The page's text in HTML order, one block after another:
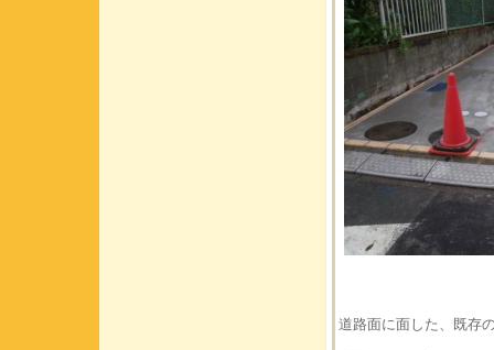
道路面に面した、既存